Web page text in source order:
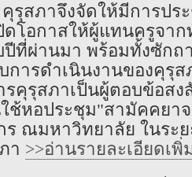
รุสภาจึงจัดให้มีการป
ดโอกาสให้ผู้แทนครูจาก
ปีที่ผ่านมา พร้อมทั้งซัก
การดำเนินงานของคุรุ
รคุรุสภาเป็นผู้ตอบข้อส
ช้หอประชุม"สามัคคยา
ร ณมหาวิทยาลัย ในระ
า >>อ่านรายละเอียดเพิ่